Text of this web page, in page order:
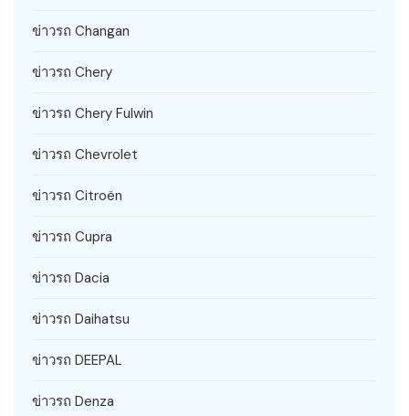
ข่าวรถ Changan
ข่าวรถ Chery
ข่าวรถ Chery Fulwin
ข่าวรถ Chevrolet
ข่าวรถ Citroën
ข่าวรถ Cupra
ข่าวรถ Dacia
ข่าวรถ Daihatsu
ข่าวรถ DEEPAL
ข่าวรถ Denza